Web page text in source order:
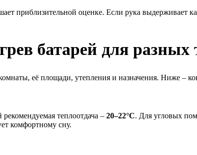
приблизительной оценке. Если рука выдерживает
батарей для
её площади, утепления и назначения. Ниже –
теплоотдача – 20–22°C. Для угловых
комфортному сну.